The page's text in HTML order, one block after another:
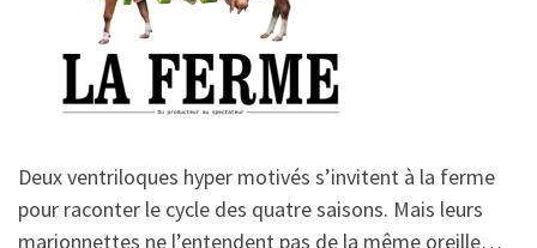
Deux ventriloques hyper motivés s’invitent à la ferme
pour raconter le cycle des quatre saisons. Mais leurs
marionnettes ne l’entendent pas de la même oreille…